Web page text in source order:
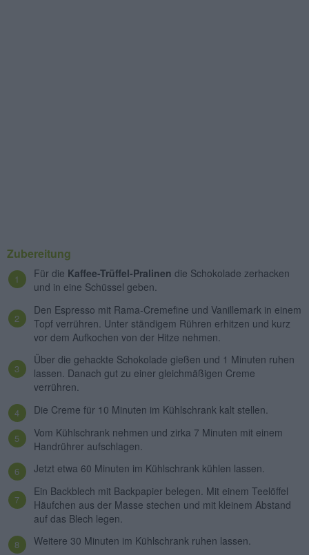
Zubereitung
Für die Kaffee-Trüffel-Pralinen die Schokolade zerhacken
und in eine Schüssel geben.
Den Espresso mit Rama-Cremefine und Vanillemark in einem
Topf verrühren. Unter ständigem Rühren erhitzen und kurz
vor dem Aufkochen von der Hitze nehmen.
Über die gehackte Schokolade gießen und 1 Minuten ruhen
lassen. Danach gut zu einer gleichmäßigen Creme
verrühren.
Die Creme für 10 Minuten im Kühlschrank kalt stellen.
Vom Kühlschrank nehmen und zirka 7 Minuten mit einem
Handrührer aufschlagen.
Jetzt etwa 60 Minuten im Kühlschrank kühlen lassen.
Ein Backblech mit Backpapier belegen. Mit einem Teelöffel
Häufchen aus der Masse stechen und mit kleinem Abstand
auf das Blech legen.
Weitere 30 Minuten im Kühlschrank ruhen lassen.